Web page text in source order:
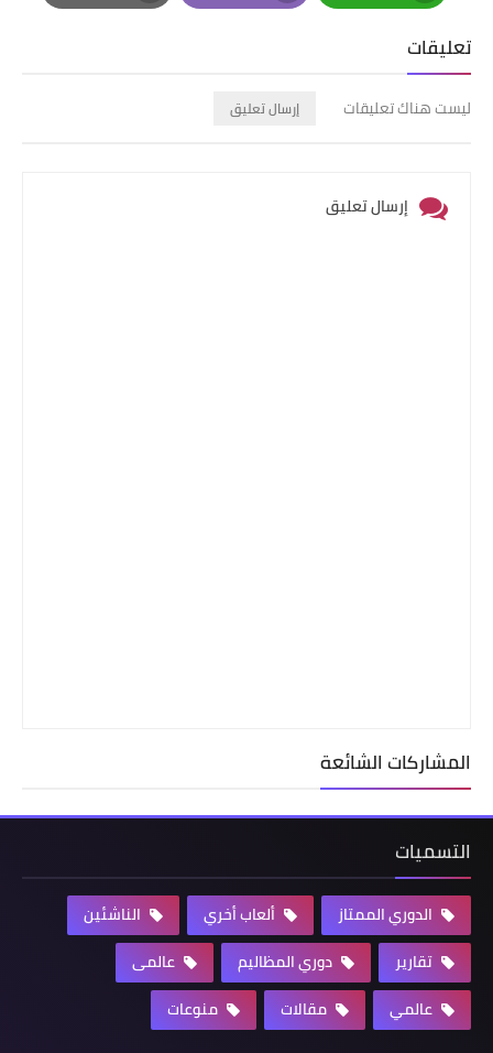
Whatsapp
Email
Print
تعليقات
ليست هناك تعليقات إرسال تعليق
إرسال تعليق
المشاركات الشائعة
التسميات
الدوري الممتاز ألعاب أخري
الناشئين
تقارير
دوري المظاليم
عالمى
عالمي
مقالات منوعات